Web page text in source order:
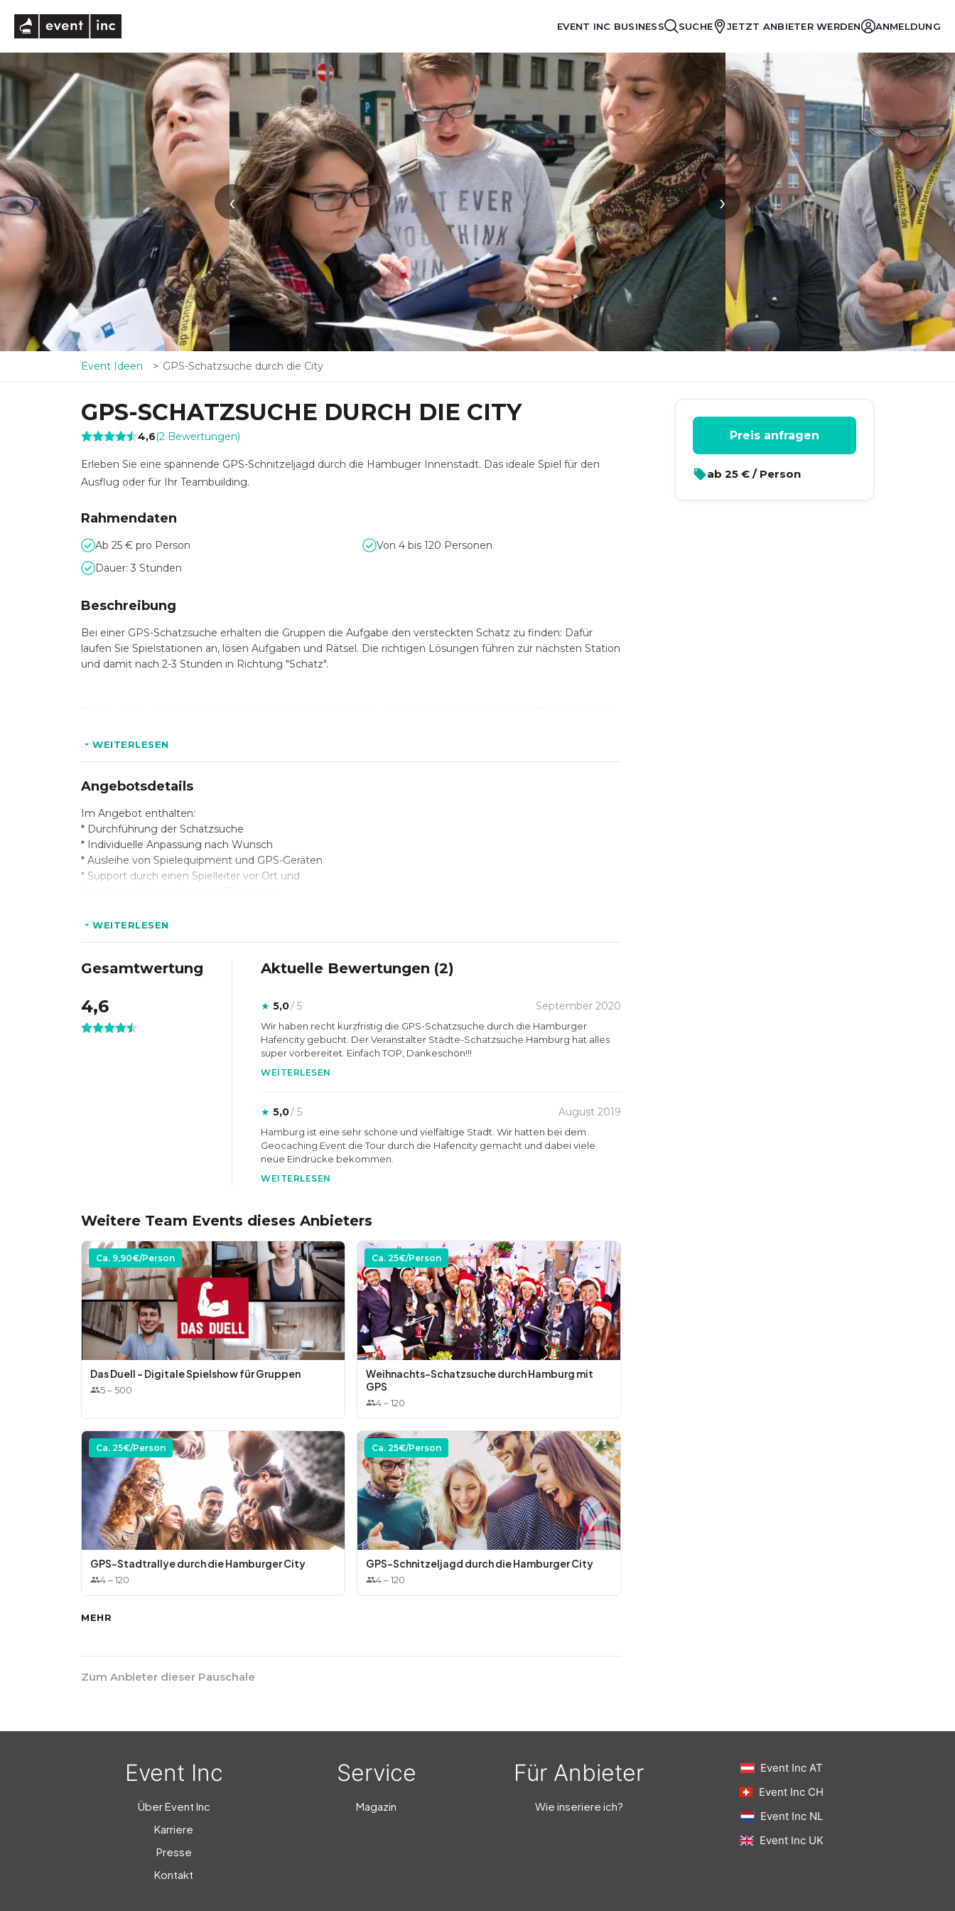
EVENT INC BUSINESS SUCHE JETZT ANBIETER WERDEN ANMELDUNG
‹ ›
Event Ideen GPS-Schatzsuche durch die City
GPS-SCHATZSUCHE DURCH DIE CITY
4,6(2 Bewertungen)
Erleben Sie eine spannende GPS-Schnitzeljagd durch die Hambuger Innenstadt. Das ideale Spiel für den
Ausflug oder für Ihr Teambuilding.
Rahmendaten
Ab 25 € pro Person
Von 4 bis 120 Personen
Dauer: 3 Stunden
Beschreibung
Bei einer GPS-Schatzsuche erhalten die Gruppen die Aufgabe den versteckten Schatz zu finden: Dafür
laufen Sie Spielstationen an, lösen Aufgaben und Rätsel. Die richtigen Lösungen führen zur nächsten Station
und damit nach 2-3 Stunden in Richtung "Schatz".
Maximalpreis 29,50€, Gruppenrabatte ab 6 Personen
WEITERLESEN
Angebotsdetails
Im Angebot enthalten:
* Durchführung der Schatzsuche
* Individuelle Anpassung nach Wunsch
* Ausleihe von Spielequipment und GPS-Geräten
* Support durch einen Spielleiter vor Ort und
WEITERLESEN
Gesamtwertung
4,6
Aktuelle Bewertungen (2)
★ 5,0/ 5 September 2020
Wir haben recht kurzfristig die GPS-Schatzsuche durch die Hamburger
Hafencity gebucht. Der Veranstalter Städte-Schatzsuche Hamburg hat alles
super vorbereitet. Einfach TOP, Dankeschön!!!
WEITERLESEN
★ 5,0/ 5 August 2019
Hamburg ist eine sehr schöne und vielfältige Stadt. Wir hatten bei dem
Geocaching Event die Tour durch die Hafencity gemacht und dabei viele
neue Eindrücke bekommen.
WEITERLESEN
Weitere Team Events dieses Anbieters
Ca. 9,90€/Person
Das Duell - Digitale Spielshow für Gruppen
5–500
Ca. 25€/Person
Weihnachts-Schatzsuche durch Hamburg mit
GPS
4–120
Ca. 25€/Person
GPS-Stadtrallye durch die Hamburger City
4–120
Ca. 25€/Person
GPS-Schnitzeljagd durch die Hamburger City
4–120
MEHR
Zum Anbieter dieser Pauschale
Preis anfragen
ab 25 € / Person
Event Inc
Über Event Inc
Karriere
Presse
Kontakt
Service
Magazin
Für Anbieter
Wie inseriere ich?
Event Inc AT
Event Inc CH
Event Inc NL
Event Inc UK